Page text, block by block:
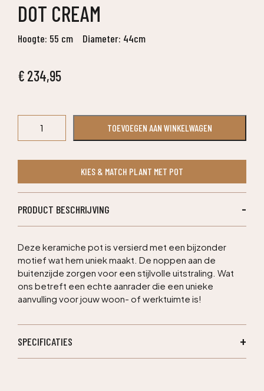
DOT CREAM
Hoogte: 55 cm Diameter: 44cm
€ 234,95
Cream
TOEVOEGEN AAN WINKELWAGEN
KIES & MATCH PLANT MET POT
PRODUCT BESCHRIJVING
Deze keramiche pot is versierd met een bijzonder
motief wat hem uniek maakt. De noppen aan de
buitenzijde zorgen voor een stijlvolle uitstraling. Wat
ons betreft een echte aanrader die een unieke
aanvulling voor jouw woon- of werktuimte is!
SPECIFICATIES